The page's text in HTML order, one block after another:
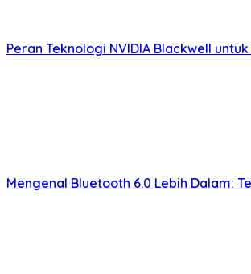
Peran Teknologi NVIDIA Blackwell
Mengenal Bluetooth 6.0 Lebih Dalam: